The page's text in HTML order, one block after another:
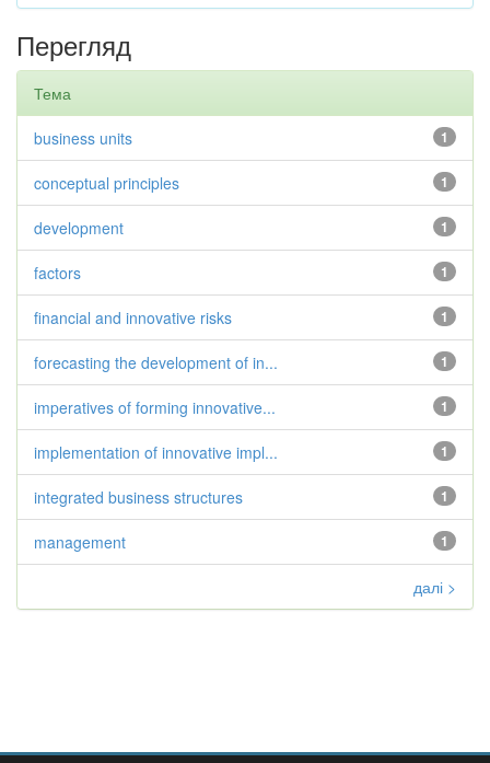
Перегляд
Тема
1
business units
1
conceptual principles
1
development
1
factors
1
financial and innovative risks
1
forecasting the development of in...
1
imperatives of forming innovative...
1
implementation of innovative impl...
1
integrated business structures
1
management
далі >